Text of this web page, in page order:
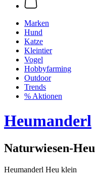
Marken
Hund
Katze
Kleintier
Vogel
Hobbyfarming
Outdoor
Trends
% Aktionen
Heumanderl
Naturwiesen-Heu
Heumanderl Heu klein